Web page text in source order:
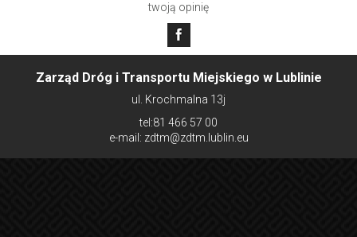
twoją opinię
Zarząd Dróg i Transportu Miejskiego w Lublinie
ul. Krochmalna 13j
tel:81 466 57 00
e-mail: zdtm@zdtm.lublin.eu